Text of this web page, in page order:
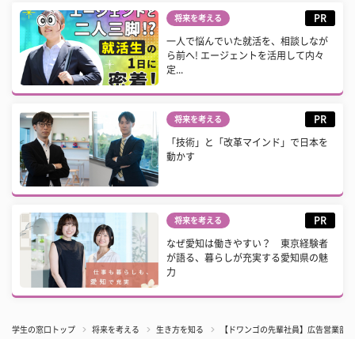
将来を考える PR
一人で悩んでいた就活を、相談しなが
ら前へ! エージェントを活用して内々
定...
将来を考える PR
「技術」と「改革マインド」で日本を
動かす
将来を考える PR
なぜ愛知は働きやすい？ 東京経験者
が語る、暮らしが充実する愛知県の魅
力
学生の窓口トップ 将来を考える 生き方を知る 【ドワンゴの先輩社員】広告営業部